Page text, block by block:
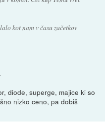
kot nam v času začetkov
diode, superge, majice ki so
nizko ceno, pa dobiš